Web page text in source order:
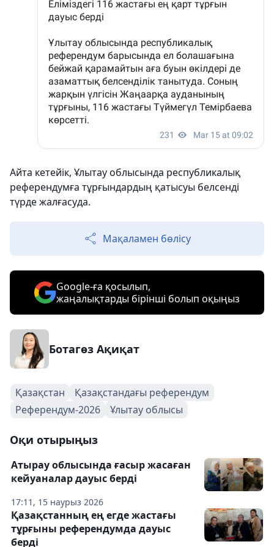
Айта кетейік, Ұлытау облысында республикалық
референдумға тұрғындардың қатысуы белсенді
түрде жалғасуда.
Мақаламен бөлісу
Google-ға қосылып,
жаңалықтарды бірінші болып оқыңыз
Ботагөз Ақиқат
Қазақстан
Қазақстандағы референдум
Референдум-2026
Ұлытау облысы
Оқи отырыңыз
17:11, 15 наурыз 2026
Атырау облысында ғасыр жасаған
кейуаналар дауыс берді
Қазақстанның ең егде жастағы
тұрғыны референдумда дауыс
берді